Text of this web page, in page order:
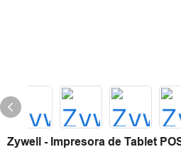
Zywell - Impresora de Tablet